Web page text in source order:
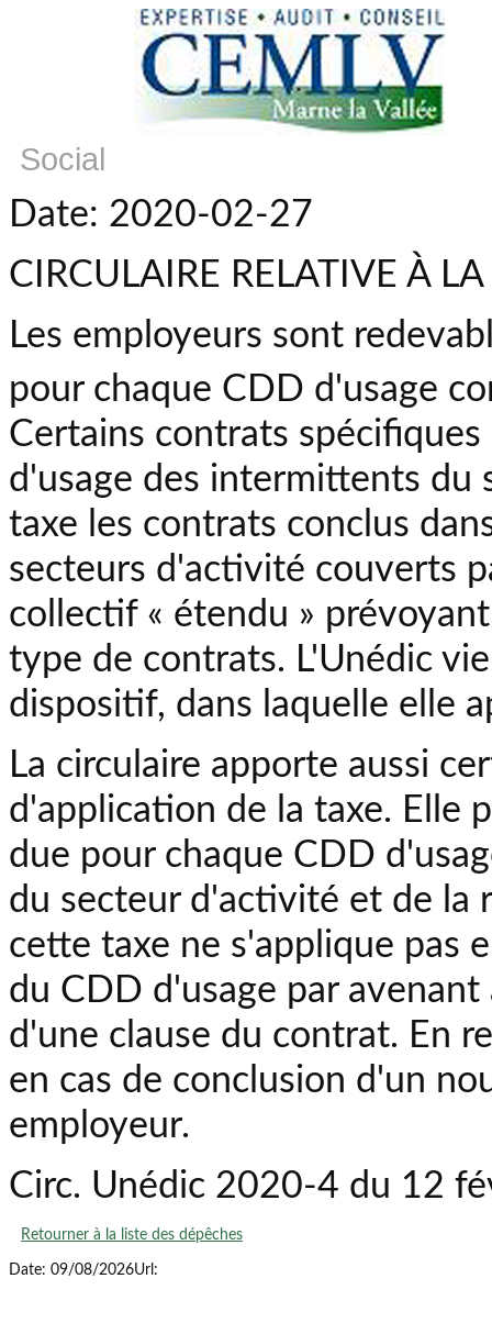
Social
Date: 2020-02-27
CIRCULAIRE RELATIVE À
Les employeurs sont
pour chaque CDD d'usage
Certains contrats
d'usage des intermittents du
taxe les contrats conclus
secteurs d'activité couverts
collectif « étendu »
type de contrats. L'Unédic
dispositif, dans laquelle elle
La circulaire apporte aussi
d'application de la taxe. Elle
due pour chaque CDD
du secteur d'activité et de la
cette taxe ne s'applique pas
du CDD d'usage par
d'une clause du contrat. En
en cas de conclusion d'un
employeur.
Circ. Unédic 2020-4 du 12
Retourner à la liste des dépêches
Date: 09/08/2026Url: